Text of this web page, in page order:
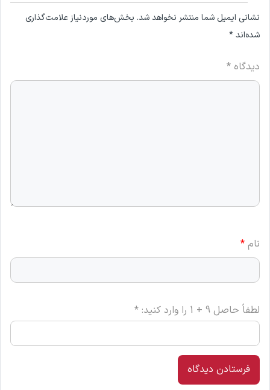
شما منتشر نخواهد شد. بخش‌های موردنیاز علامت‌گذاری
کنید: *